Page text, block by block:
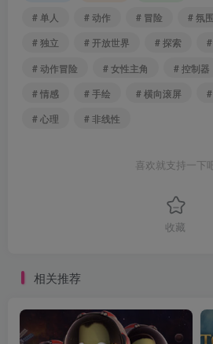
# 单人
# 动作 # 冒险 # 氛围
# 独立
# 开放世界 # 探索
# 动作冒险
# 女性主角 # 控制器
# 情感
# 手绘 # 横向滚屏
# 心理
# 非线性
喜欢就支持一下
收藏
相关推荐